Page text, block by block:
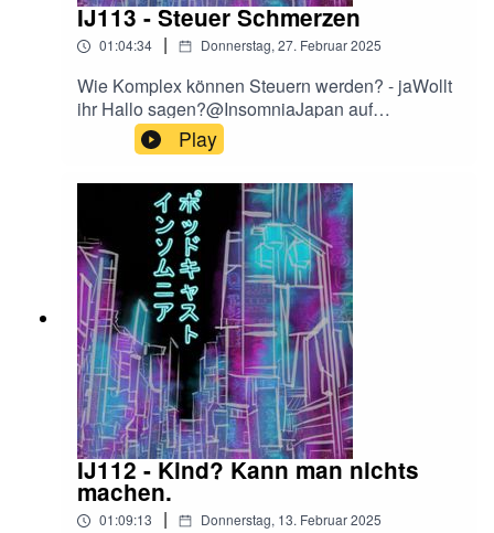
IJ113 - Steuer Schmerzen
01:04:34 | Donnerstag, 27. Februar 2025
Wie Komplex können Steuern werden? - jaWollt
ihr Hallo sagen?@InsomniaJapan auf
Instagramoder:insomniajapanpodcast@gmail.co
mFalls euch der Podcast gefällt, freuen wir uns
sehr über eine Bewertung bei Apple Podcast,
oder wo ihr den Podcast hört!
Play
IJ112 - Kind? Kann man nichts
machen.
01:09:13 | Donnerstag, 13. Februar 2025